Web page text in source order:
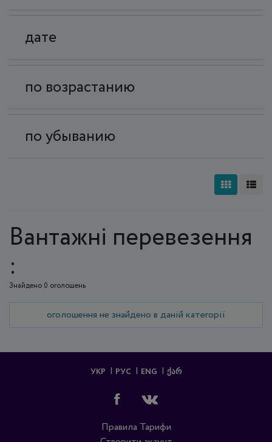
дате
по возрастанию
по убыванию
Вантажні перевезення
:
Знайдено 0 оголошень
оголошення не знайдено в даній категорії
УКР РУС ENG ᲥᲐᲠ
Правила Тарифи